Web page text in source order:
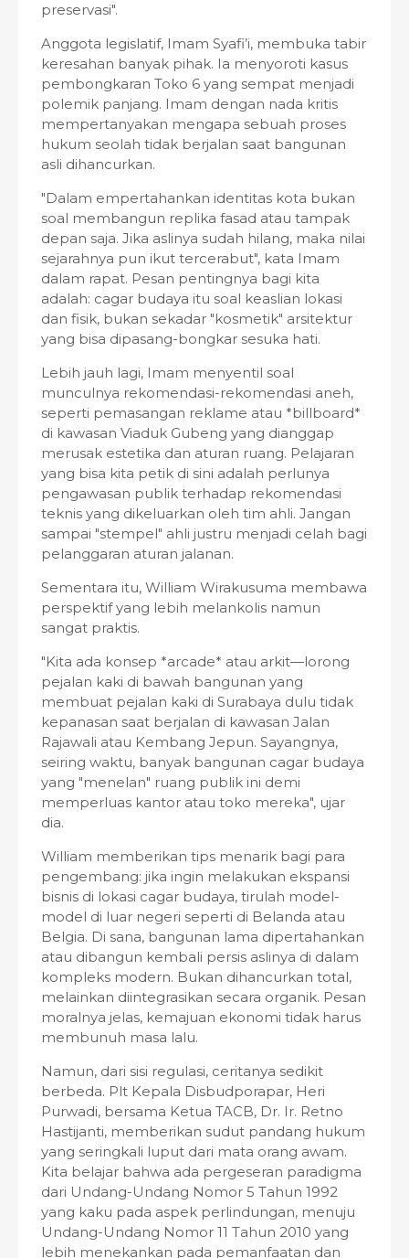
preservasi".
Anggota legislatif, Imam Syafi’i, membuka tabir
keresahan banyak pihak. Ia menyoroti kasus
pembongkaran Toko 6 yang sempat menjadi
polemik panjang. Imam dengan nada kritis
mempertanyakan mengapa sebuah proses
hukum seolah tidak berjalan saat bangunan
asli dihancurkan.
"Dalam empertahankan identitas kota bukan
soal membangun replika fasad atau tampak
depan saja. Jika aslinya sudah hilang, maka nilai
sejarahnya pun ikut tercerabut", kata Imam
dalam rapat. Pesan pentingnya bagi kita
adalah: cagar budaya itu soal keaslian lokasi
dan fisik, bukan sekadar "kosmetik" arsitektur
yang bisa dipasang-bongkar sesuka hati.
Lebih jauh lagi, Imam menyentil soal
munculnya rekomendasi-rekomendasi aneh,
seperti pemasangan reklame atau *billboard*
di kawasan Viaduk Gubeng yang dianggap
merusak estetika dan aturan ruang. Pelajaran
yang bisa kita petik di sini adalah perlunya
pengawasan publik terhadap rekomendasi
teknis yang dikeluarkan oleh tim ahli. Jangan
sampai "stempel" ahli justru menjadi celah bagi
pelanggaran aturan jalanan.
Sementara itu, William Wirakusuma membawa
perspektif yang lebih melankolis namun
sangat praktis.
"Kita ada konsep *arcade* atau arkit—lorong
pejalan kaki di bawah bangunan yang
membuat pejalan kaki di Surabaya dulu tidak
kepanasan saat berjalan di kawasan Jalan
Rajawali atau Kembang Jepun. Sayangnya,
seiring waktu, banyak bangunan cagar budaya
yang "menelan" ruang publik ini demi
memperluas kantor atau toko mereka", ujar
dia.
William memberikan tips menarik bagi para
pengembang: jika ingin melakukan ekspansi
bisnis di lokasi cagar budaya, tirulah model-
model di luar negeri seperti di Belanda atau
Belgia. Di sana, bangunan lama dipertahankan
atau dibangun kembali persis aslinya di dalam
kompleks modern. Bukan dihancurkan total,
melainkan diintegrasikan secara organik. Pesan
moralnya jelas, kemajuan ekonomi tidak harus
membunuh masa lalu.
Namun, dari sisi regulasi, ceritanya sedikit
berbeda. Plt Kepala Disbudporapar, Heri
Purwadi, bersama Ketua TACB, Dr. Ir. Retno
Hastijanti, memberikan sudut pandang hukum
yang seringkali luput dari mata orang awam.
Kita belajar bahwa ada pergeseran paradigma
dari Undang-Undang Nomor 5 Tahun 1992
yang kaku pada aspek perlindungan, menuju
Undang-Undang Nomor 11 Tahun 2010 yang
lebih menekankan pada pemanfaatan dan